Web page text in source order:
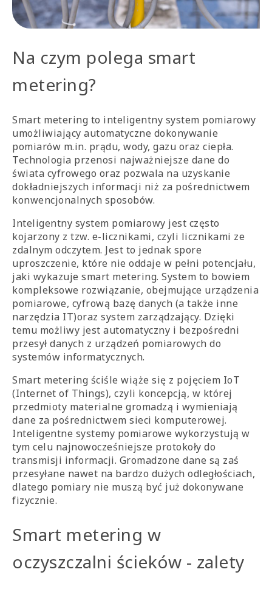
Na czym polega smart
metering?
Smart metering to inteligentny system pomiarowy
umożliwiający automatyczne dokonywanie
pomiarów m.in. prądu, wody, gazu oraz ciepła.
Technologia przenosi najważniejsze dane do
świata cyfrowego oraz pozwala na uzyskanie
dokładniejszych informacji niż za pośrednictwem
konwencjonalnych sposobów.
Inteligentny system pomiarowy jest często
kojarzony z tzw. e-licznikami, czyli licznikami ze
zdalnym odczytem. Jest to jednak spore
uproszczenie, które nie oddaje w pełni potencjału,
jaki wykazuje smart metering. System to bowiem
kompleksowe rozwiązanie, obejmujące urządzenia
pomiarowe, cyfrową bazę danych (a także inne
narzędzia IT)oraz system zarządzający. Dzięki
temu możliwy jest automatyczny i bezpośredni
przesył danych z urządzeń pomiarowych do
systemów informatycznych.
Smart metering ściśle wiąże się z pojęciem IoT
(Internet of Things), czyli koncepcją, w której
przedmioty materialne gromadzą i wymieniają
dane za pośrednictwem sieci komputerowej.
Inteligentne systemy pomiarowe wykorzystują w
tym celu najnowocześniejsze protokoły do
transmisji informacji. Gromadzone dane są zaś
przesyłane nawet na bardzo dużych odległościach,
dlatego pomiary nie muszą być już dokonywane
fizycznie.
Smart metering w
oczyszczalni ścieków - zalety